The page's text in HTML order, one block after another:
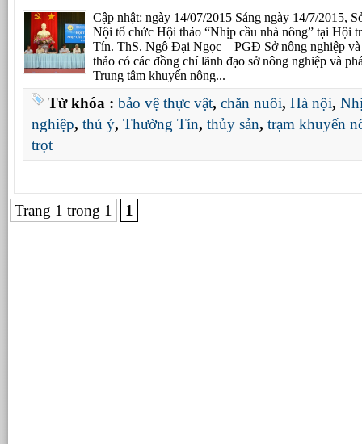
Cập nhật: ngày 14/07/2015 Sáng ngày 14/7/2015,
Nội tổ chức Hội thảo “Nhịp cầu nhà nông” tại Hội
Tín. ThS. Ngô Đại Ngọc – PGĐ Sở nông nghiệp
thảo có các đồng chí lãnh đạo sở nông nghiệp và
Trung tâm khuyến nông...
Từ khóa : bảo vệ thực vật, chăn nuôi, Hà nội,
nghiệp, thú ý, Thường Tín, thủy sản, trạm khuyến
trọt
Trang 1 trong 1 1